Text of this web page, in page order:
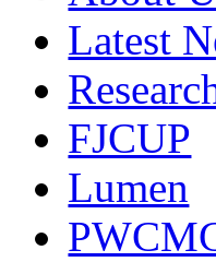
Latest
FJCUP
Lumen